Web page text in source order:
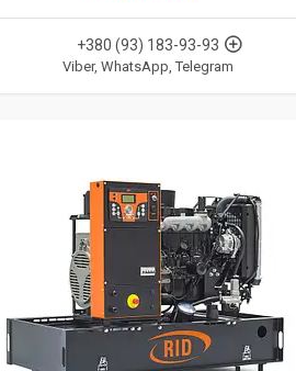
+380 (93) 183-93-93
Viber, WhatsApp, Telegram